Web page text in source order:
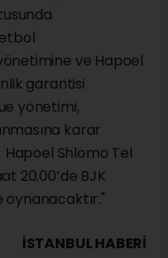
ve Hapoel
garantisi
yönetimi,
karar
Shlomo Tel
20.00’de BJK
oynanacaktır."
İSTANBUL HABERİ